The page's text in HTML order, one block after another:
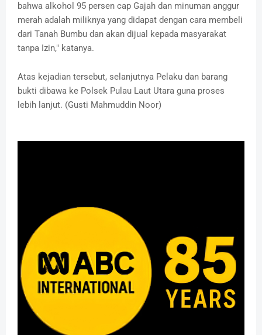
bahwa alkohol 95 persen cap Gajah dan minuman anggur
merah adalah miliknya yang didapat dengan cara membeli
dari Tanah Bumbu dan akan dijual kepada masyarakat
tanpa Izin," katanya.
Atas kejadian tersebut, selanjutnya Pelaku dan barang
bukti dibawa ke Polsek Pulau Laut Utara guna proses
lebih lanjut. (Gusti Mahmuddin Noor)